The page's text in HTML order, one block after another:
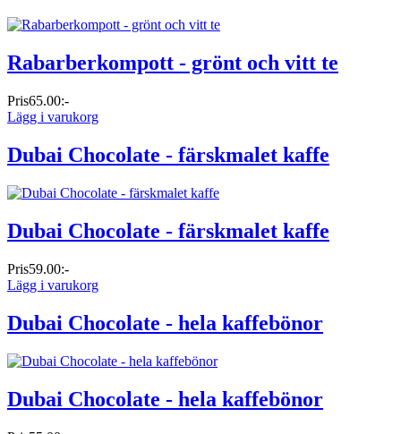
Rabarberkompott - grönt och vitt te
Pris65.00:-
Lägg i varukorg
Dubai Chocolate - färskmalet kaffe
Dubai Chocolate - färskmalet kaffe
Pris59.00:-
Lägg i varukorg
Dubai Chocolate - hela kaffebönor
Dubai Chocolate - hela kaffebönor